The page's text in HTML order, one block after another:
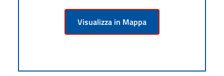
Visualizza in Mappa